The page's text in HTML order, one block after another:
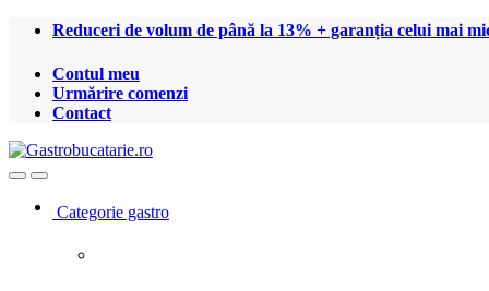
Treci
navigare
Treci
conținut
Reduceri de volum de până la 13% + garanția celui mai
Contul meu
Urmărire comenzi
Contact
OpenClose
Categorie gastro